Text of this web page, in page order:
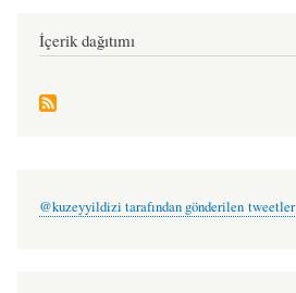
İçerik dağıtımı
@kuzeyyildizi tarafından gönderilen tweetler